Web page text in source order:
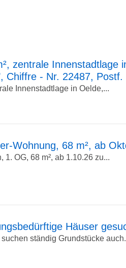
zentrale Innenstadtlage
Chiffre - Nr. 22487,
Innenstadtlage in Oelde,...
Wohnung, 68 m², ab
OG, 68 m², ab 1.10.26 zu...
Häuser
ständig Grundstücke